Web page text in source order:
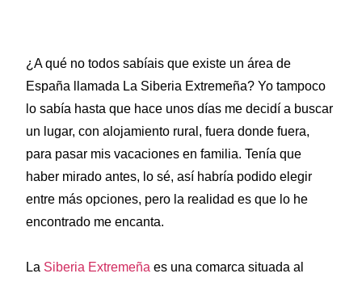
¿A qué no todos sabíais que existe un área de
España llamada La Siberia Extremeña? Yo tampoco
lo sabía hasta que hace unos días me decidí a buscar
un lugar, con alojamiento rural, fuera donde fuera,
para pasar mis vacaciones en familia. Tenía que
haber mirado antes, lo sé, así habría podido elegir
entre más opciones, pero la realidad es que lo he
encontrado me encanta.
La Siberia Extremeña es una comarca situada al